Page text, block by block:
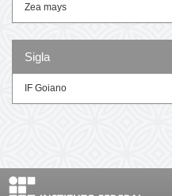
Zea mays
Sigla
IF Goiano